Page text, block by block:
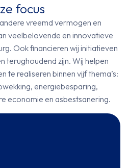
focus
vreemd vermogen en
veelbelovende en innovatieve
Ook financieren wij initiatieven
terughoudend zijn. Wij helpen
te realiseren binnen vijf thema’s:
energiebesparing,
economie en asbestsanering.